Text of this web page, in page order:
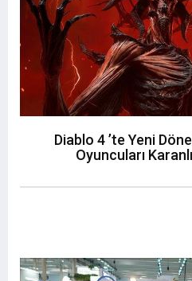
Diablo 4 ’te Yeni
Oyuncuları